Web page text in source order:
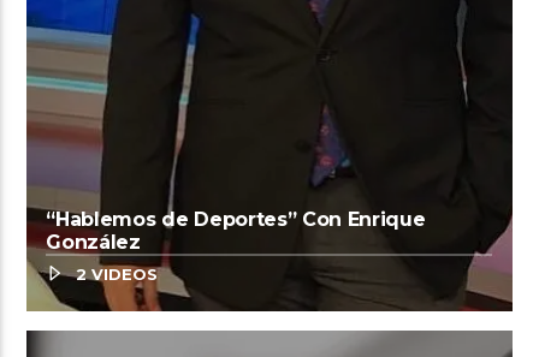
“Hablemos de Deportes” Con Enrique
González
2 VIDEOS